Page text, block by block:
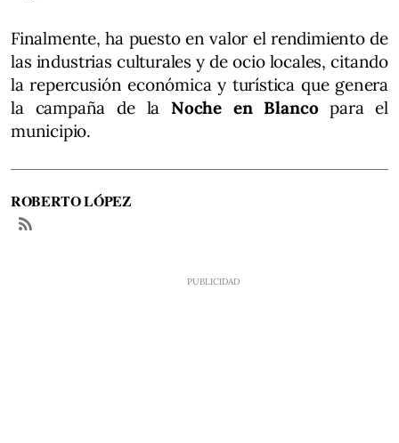
Finalmente, ha puesto en valor el rendimiento de
las industrias culturales y de ocio locales, citando
la repercusión económica y turística que genera
la campaña de laNoche en Blancopara el
municipio.
ROBERTO LÓPEZ